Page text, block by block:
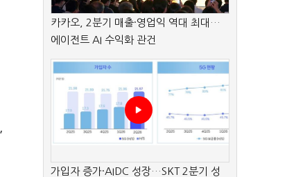
카카오, 2분기 매출·영업익 역대 최대…
에이전트 AI 수익화 관건
가입자 증가·AIDC 성장…SKT 2분기 성